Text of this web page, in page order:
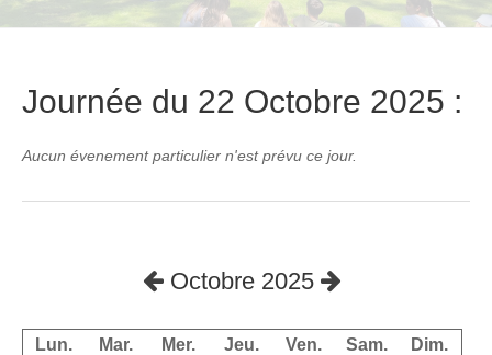
Journée du 22 Octobre 2025 :
Aucun évenement particulier n'est prévu ce jour.
Octobre 2025
Lun. Mar. Mer. Jeu. Ven. Sam. Dim.